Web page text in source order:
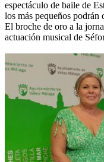
espectáculo de baile de
los más pequeños podrán
El broche de oro a la
actuación musical de